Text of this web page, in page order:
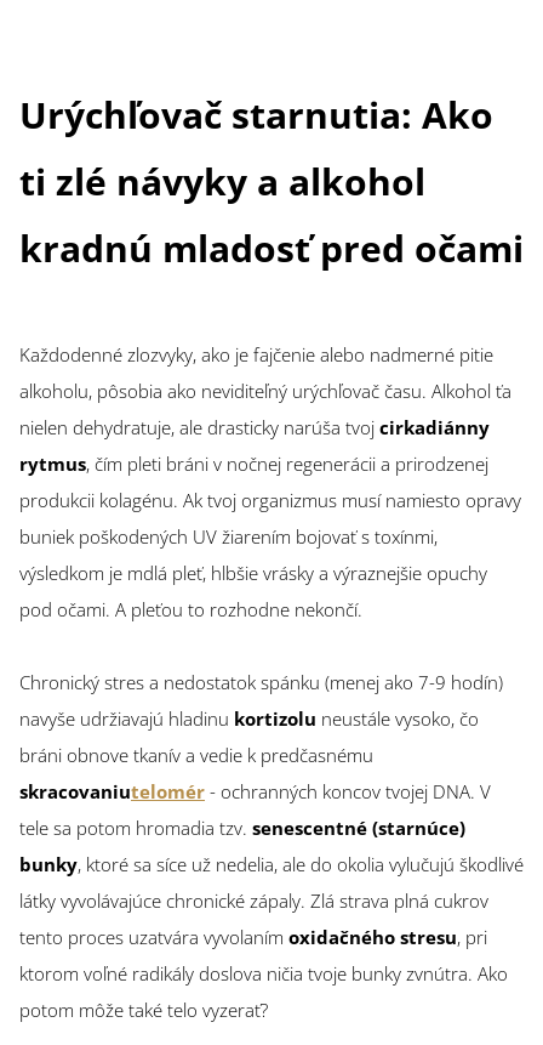
Urýchľovač starnutia: Ako
ti zlé návyky a alkohol
kradnú mladosť pred očami
Každodenné zlozvyky, ako je fajčenie alebo nadmerné pitie
alkoholu, pôsobia ako neviditeľný urýchľovač času. Alkohol ťa
nielen dehydratuje, ale drasticky narúša tvoj cirkadiánny
rytmus, čím pleti bráni v nočnej regenerácii a prirodzenej
produkcii kolagénu. Ak tvoj organizmus musí namiesto opravy
buniek poškodených UV žiarením bojovať s toxínmi,
výsledkom je mdlá pleť, hlbšie vrásky a výraznejšie opuchy
pod očami. A pleťou to rozhodne nekončí.
Chronický stres a nedostatok spánku (menej ako 7-9 hodín)
navyše udržiavajú hladinu kortizolu neustále vysoko, čo
bráni obnove tkanív a vedie k predčasnému
skracovaniutelomér - ochranných koncov tvojej DNA. V
tele sa potom hromadia tzv. senescentné (starnúce)
bunky, ktoré sa síce už nedelia, ale do okolia vylučujú škodlivé
látky vyvolávajúce chronické zápaly. Zlá strava plná cukrov
tento proces uzatvára vyvolaním oxidačného stresu, pri
ktorom voľné radikály doslova ničia tvoje bunky zvnútra. Ako
potom môže také telo vyzerať?